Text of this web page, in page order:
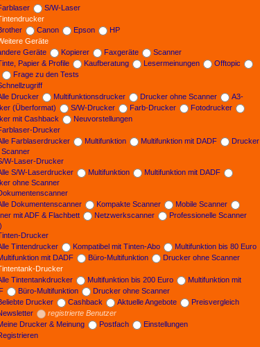
S/W-Laser
Canon Epson
HP
Geräte
Geräte
Kopierer Faxgeräte
Scanner
Papier & Profile
Kaufberatung Lesermeinungen
Offtopic
Frage zu den Tests
Drucker
Multifunktionsdrucker Drucker ohne Scanner
A3-
(Überformat)
S/W-Drucker Farb-Drucker
Fotodrucker
mit Cashback
Neuvorstellungen
Drucker
Farblaserdrucker
Multifunktion Multifunktion mit DADF
Drucker
Scanner
W-Laser-Drucker
S/W-Laserdrucker
Multifunktion
Multifunktion mit DADF
ohne Scanner
Dokumentenscanner
Kompakte Scanner
Mobile Scanner
mit ADF & Flachbett
Netzwerkscanner
Professionelle Scanner
Drucker
Tintendrucker
Kompatibel mit Tinten-Abo
Multifunktion bis 80 Euro
mit DADF
Büro-Multifunktion
Drucker ohne Scanner
Drucker
Tintentankdrucker
Multifunktion bis 200 Euro
Multifunktion mit
Büro-Multifunktion
Drucker ohne Scanner
Drucker
Cashback Aktuelle Angebote
Preisvergleich
registrierte Benutzer
Drucker & Meinung
Postfach
Einstellungen